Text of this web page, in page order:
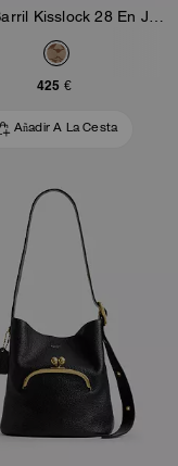
425 €
Añadir A La Cesta